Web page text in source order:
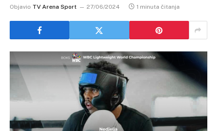
Objavio TV Arena Sport 27/06/2024 1 minuta čitanja